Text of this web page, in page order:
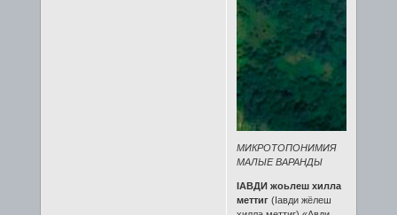
МИКРОТОПОНИМИЯ
МАЛЫЕ ВАРАНДЫ
IАВДИ жоьлеш хилла
меттиг(Iавди жёлеш